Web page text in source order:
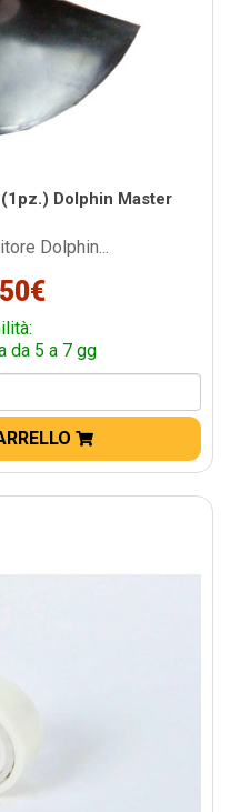
Dolphin Master
Dolphin...
da 5 a 7 gg